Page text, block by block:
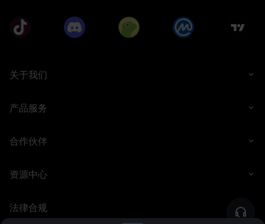
的，根本不是
关于我们
产品服务
合作伙伴
资源中心
法律合规